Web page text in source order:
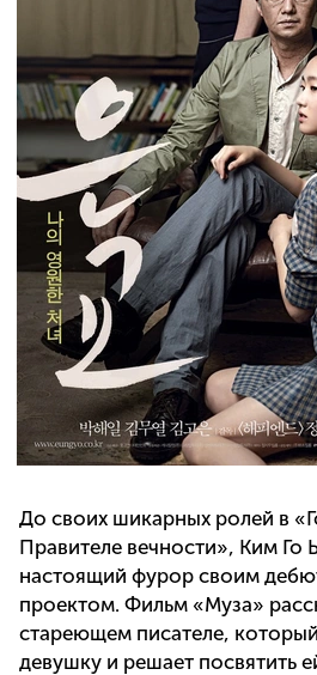
До своих шикарных ролей в
Правителе вечности», Ким Го
настоящий фурор своим
проектом. Фильм «Муза»
стареющем писателе,
девушку и решает посвятить